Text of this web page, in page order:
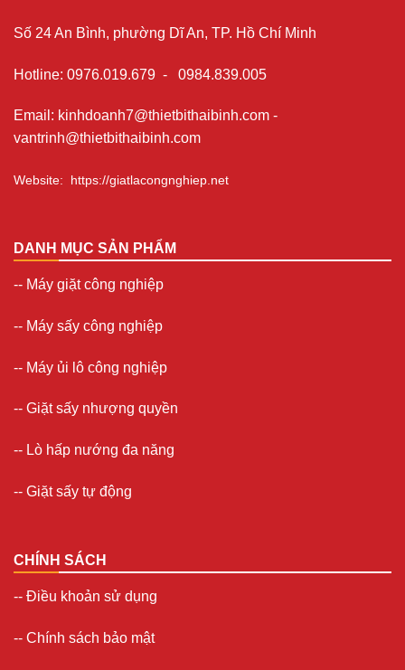
Số 24 An Bình, phường Dĩ An, TP. Hồ Chí Minh
Hotline: 0976.019.679 - 0984.839.005
Email : kinhdoanh7@thietbithaibinh.com -
vantrinh@thietbithaibinh.com
Website: https://giatlacongnghiep.net
DANH MỤC SẢN PHẨM
-- Máy giặt công nghiệp
-- Máy sấy công nghiệp
-- Máy ủi lô công nghiệp
-- Giặt sấy nhượng quyền
-- Lò hấp nướng đa năng
-- Giặt sấy tự động
CHÍNH SÁCH
-- Điều khoản sử dụng
-- Chính sách bảo mật